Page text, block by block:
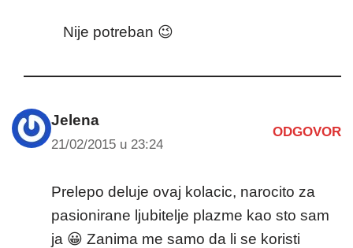
Nije potreban 😉
Jelena
21/02/2015 u 23:24
ODGOVOR
Prelepo deluje ovaj kolacic, narocito za
pasionirane ljubitelje plazme kao sto sam
ja 😀 Zanima me samo da li se koristi